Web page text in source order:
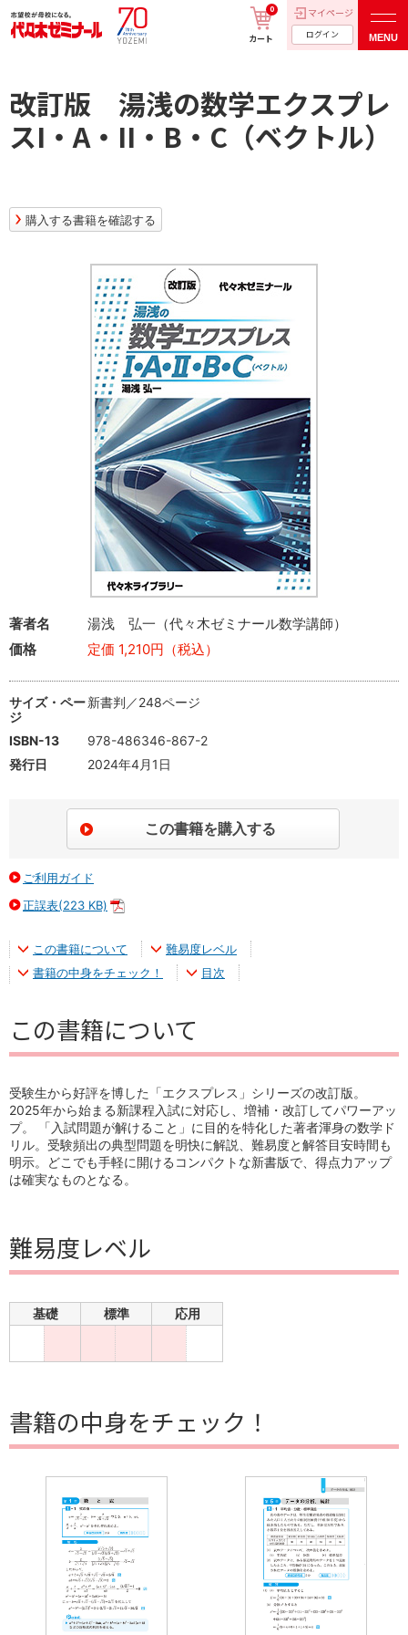
カート
0 マイページ
ログイン MENU
改訂版 湯浅の数学エクスプレ
スI・A・II・B・C（ベクトル）
購入する書籍を確認する
著者名
湯浅 弘一（代々木ゼミナール数学講師）
価格
定価 1,210円（税込）
サイズ・ペー
ジ
新書判／248ページ
ISBN-13
978-486346-867-2
発行日
2024年4月1日
ご利用ガイド
正誤表(223 KB)
この書籍について
難易度レベル
書籍の中身をチェック！
目次
この書籍について
受験生から好評を博した「エクスプレス」シリーズの改訂版。
2025年から始まる新課程入試に対応し、増補・改訂してパワーアッ
プ。 「入試問題が解けること」に目的を特化した著者渾身の数学ド
リル。受験頻出の典型問題を明快に解説、難易度と解答目安時間も
明示。どこでも手軽に開けるコンパクトな新書版で、得点力アップ
は確実なものとなる。
難易度レベル
基礎 標準 応用
書籍の中身をチェック！